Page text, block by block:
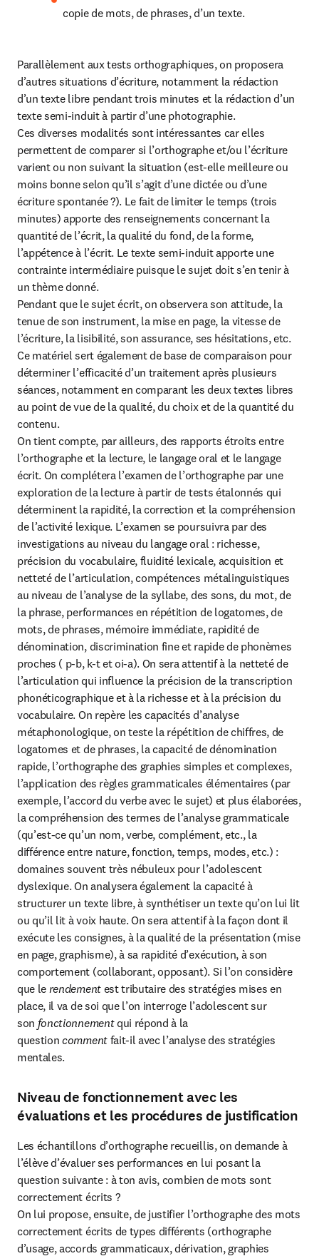
copie de mots, de phrases, d’un texte.
Parallèlement aux tests orthographiques, on proposera
d’autres situations d’écriture, notamment la rédaction
d’un texte libre pendant trois minutes et la rédaction d’un
texte semi-induit à partir d’une photographie.
Ces diverses modalités sont intéressantes car elles
permettent de comparer si l’orthographe et/ou l’écriture
varient ou non suivant la situation (est-elle meilleure ou
moins bonne selon qu’il s’agit d’une dictée ou d’une
écriture spontanée ?). Le fait de limiter le temps (trois
minutes) apporte des renseignements concernant la
quantité de l’écrit, la qualité du fond, de la forme,
l’appétence à l’écrit. Le texte semi-induit apporte une
contrainte intermédiaire puisque le sujet doit s’en tenir à
un thème donné.
Pendant que le sujet écrit, on observera son attitude, la
tenue de son instrument, la mise en page, la vitesse de
l’écriture, la lisibilité, son assurance, ses hésitations, etc.
Ce matériel sert également de base de comparaison pour
déterminer l’efficacité d’un traitement après plusieurs
séances, notamment en comparant les deux textes libres
au point de vue de la qualité, du choix et de la quantité du
contenu.
On tient compte, par ailleurs, des rapports étroits entre
l’orthographe et la lecture, le langage oral et le langage
écrit. On complétera l’examen de l’orthographe par une
exploration de la lecture à partir de tests étalonnés qui
déterminent la rapidité, la correction et la compréhension
de l’activité lexique. L’examen se poursuivra par des
investigations au niveau du langage oral : richesse,
précision du vocabulaire, fluidité lexicale, acquisition et
netteté de l’articulation, compétences métalinguistiques
au niveau de l’analyse de la syllabe, des sons, du mot, de
la phrase, performances en répétition de logatomes, de
mots, de phrases, mémoire immédiate, rapidité de
dénomination, discrimination fine et rapide de phonèmes
proches ( p-b, k-t et oi-a). On sera attentif à la netteté de
l’articulation qui influence la précision de la transcription
phonéticographique et à la richesse et à la précision du
vocabulaire. On repère les capacités d’analyse
métaphonologique, on teste la répétition de chiffres, de
logatomes et de phrases, la capacité de dénomination
rapide, l’orthographe des graphies simples et complexes,
l’application des règles grammaticales élémentaires (par
exemple, l’accord du verbe avec le sujet) et plus élaborées,
la compréhension des termes de l’analyse grammaticale
(qu’est-ce qu’un nom, verbe, complément, etc., la
différence entre nature, fonction, temps, modes, etc.) :
domaines souvent très nébuleux pour l’adolescent
dyslexique. On analysera également la capacité à
structurer un texte libre, à synthétiser un texte qu’on lui lit
ou qu’il lit à voix haute. On sera attentif à la façon dont il
exécute les consignes, à la qualité de la présentation (mise
en page, graphisme), à sa rapidité d’exécution, à son
comportement (collaborant, opposant). Si l’on considère
que le rendement est tributaire des stratégies mises en
place, il va de soi que l’on interroge l’adolescent sur
son fonctionnement qui répond à la
question comment fait-il avec l’analyse des stratégies
mentales.
Niveau de fonctionnement avec les
évaluations et les procédures de justification
Les échantillons d’orthographe recueillis, on demande à
l’élève d’évaluer ses performances en lui posant la
question suivante : à ton avis, combien de mots sont
correctement écrits ?
On lui propose, ensuite, de justifier l’orthographe des mots
correctement écrits de types différents (orthographe
d’usage, accords grammaticaux, dérivation, graphies